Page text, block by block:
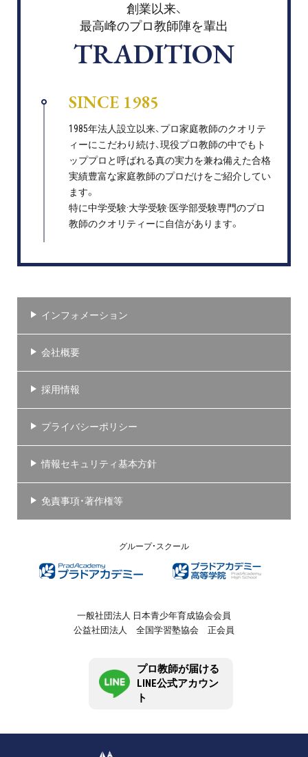
創業以来、
最高峰のプロ教師陣を輩出
TRADITION
SINCE 1985
1985年法人設立以来、プロ家庭教師のクオリテ
ィーにこだわり続け、現役プロ教師の中でもト
ッププロと呼ばれる真の実力を兼ね備えた合格
実績豊富な家庭教師のプロだけをご紹介してい
ます。
特に中学受験·大学受験·医学部受験専門のプロ
教師のクオリティーに自信があります。
インフォメーション
会社概要
採用情報
プライバシーポリシー
情報セキュリティ基本方針
免責事項・著作権等
グループ・スクール
一般社団法人 日本青少年育成協会会員
公益社団法人 全国学習塾協会 正会員
プロ教師が届ける
LINE公式アカウン
ト